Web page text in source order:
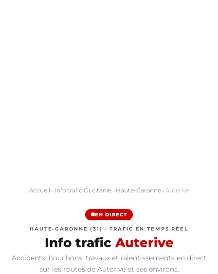
Accueil › Info trafic Occitanie› Haute-Garonne› Auterive
EN DIRECT
HAUTE-GARONNE (31) · TRAFIC EN TEMPS RÉEL
Info trafic Auterive
Accidents, bouchons, travaux et ralentissements en direct
sur les routes de Auterive et ses environs.